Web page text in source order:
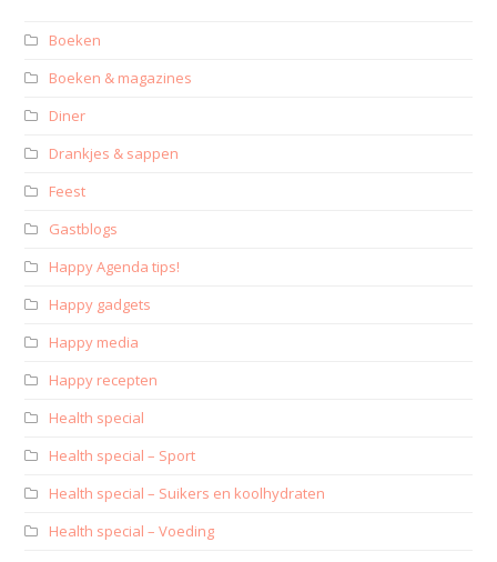
Boeken
Boeken & magazines
Diner
Drankjes & sappen
Feest
Gastblogs
Happy Agenda tips!
Happy gadgets
Happy media
Happy recepten
Health special
Health special – Sport
Health special – Suikers en koolhydraten
Health special – Voeding